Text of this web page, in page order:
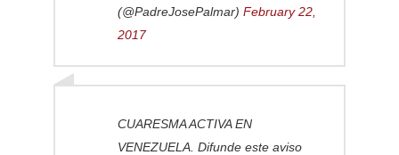
(@PadreJosePalmar) February 22,
2017
CUARESMA ACTIVA EN
VENEZUELA. Difunde este aviso